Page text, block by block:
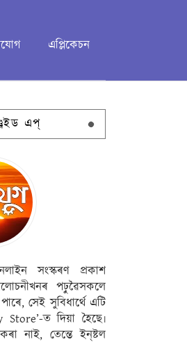
এপ্লিকেচন
এপ্
সংস্কৰণ প্ৰকাশ
পঢ়ুৱৈসকলে
সেই সুবিধাৰ্থে এটি
Store’-ত দিয়া হৈছে৷
নাই, তেন্তে ইন্‌ষ্টল